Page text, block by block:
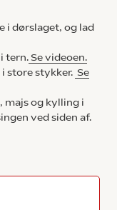
i dørslaget, og lad
tern. Se videoen.
store stykker. Se
majs og kylling i
ved siden af.